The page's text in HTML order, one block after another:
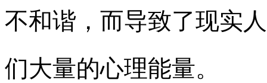
不和谐，而导致了现实
们大量的心理能量。